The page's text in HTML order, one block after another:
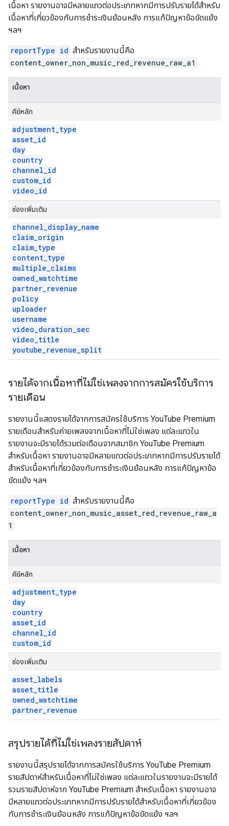
เนื้อหา รายงานอาจมีหลายแถวต่อประเภทหากมีการปรับรายได้สำหรับ
เนื้อหาที่เกี่ยวข้องกับการชำระเงินย้อนหลัง การแก้ปัญหาข้อขัดแย้ง
ฯลฯ
reportType id สำหรับรายงานนี้คือ
content_owner_non_music_red_revenue_raw_a1
เนื้อหา
คีย์หลัก
adjustment_type
asset_id
day
country
channel_id
custom_id
video_id
ช่องเพิ่มเติม
channel_display_name
claim_origin
claim_type
content_type
multiple_claims
owned_watchtime
partner_revenue
policy
uploader
username
video_duration_sec
video_title
youtube_revenue_split
รายได้จากเนื้อหาที่ไม่ใช่เพลงจากการสมัครใช้บริการ
รายเดือน
รายงานนี้แสดงรายได้จากการสมัครใช้บริการ YouTube Premium
รายเดือนสำหรับค่ายเพลงจากเนื้อหาที่ไม่ใช่เพลง แต่ละแถวใน
รายงานจะมีรายได้รวมต่อเดือนจากสมาชิก YouTube Premium
สำหรับเนื้อหา รายงานอาจมีหลายแถวต่อประเภทหากมีการปรับรายได้
สำหรับเนื้อหาที่เกี่ยวข้องกับการชำระเงินย้อนหลัง การแก้ปัญหาข้อ
ขัดแย้ง ฯลฯ
reportType id สำหรับรายงานนี้คือ
content_owner_non_music_asset_red_revenue_raw_a
1
เนื้อหา
คีย์หลัก
adjustment_type
day
country
asset_id
channel_id
custom_id
ช่องเพิ่มเติม
asset_labels
asset_title
owned_watchtime
partner_revenue
สรุปรายได้ที่ไม่ใช่เพลงรายสัปดาห์
รายงานนี้สรุปรายได้จากการสมัครใช้บริการ YouTube Premium
รายสัปดาห์สำหรับเนื้อหาที่ไม่ใช่เพลง แต่ละแถวในรายงานจะมีรายได้
รวมรายสัปดาห์จาก YouTube Premium สำหรับเนื้อหา รายงานอาจ
มีหลายแถวต่อประเภทหากมีการปรับรายได้สำหรับเนื้อหาที่เกี่ยวข้อง
กับการชำระเงินย้อนหลัง การแก้ปัญหาข้อขัดแย้ง ฯลฯ